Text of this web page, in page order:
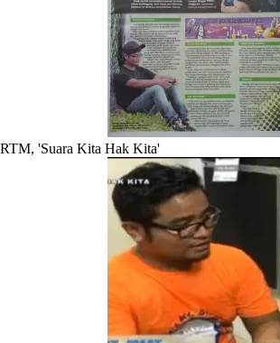
RTM, 'Suara Kita Hak Kita'